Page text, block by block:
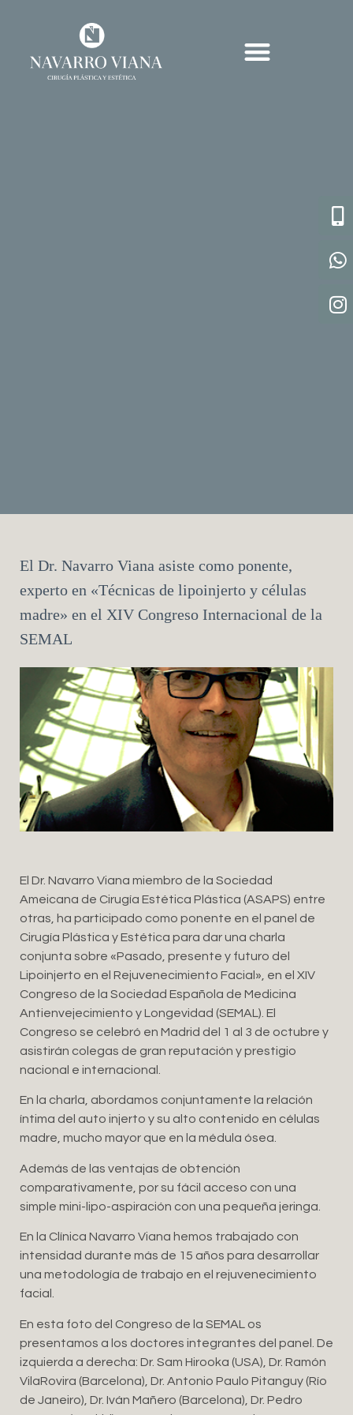
El Dr. Navarro Viana asiste como ponente,
experto en «Técnicas de lipoinjerto y células
madre» en el XIV Congreso Internacional de la
SEMAL
El Dr. Navarro Viana miembro de la Sociedad
Ameicana de Cirugía Estética Plástica (ASAPS) entre
otras, ha participado como ponente en el panel de
Cirugía Plástica y Estética para dar una charla
conjunta sobre «Pasado, presente y futuro del
Lipoinjerto en el Rejuvenecimiento Facial», en el XIV
Congreso de la Sociedad Española de Medicina
Antienvejecimiento y Longevidad (SEMAL). El
Congreso se celebró en Madrid del 1 al 3 de octubre y
asistirán colegas de gran reputación y prestigio
nacional e internacional.
En la charla, abordamos conjuntamente la relación
íntima del auto injerto y su alto contenido en células
madre, mucho mayor que en la médula ósea.
Además de las ventajas de obtención
comparativamente, por su fácil acceso con una
simple mini-lipo-aspiración con una pequeña jeringa.
En la Clínica Navarro Viana hemos trabajado con
intensidad durante más de 15 años para desarrollar
una metodología de trabajo en el rejuvenecimiento
facial.
En esta foto del Congreso de la SEMAL os
presentamos a los doctores integrantes del panel. De
izquierda a derecha: Dr. Sam Hirooka (USA), Dr. Ramón
VilaRovira (Barcelona), Dr. Antonio Paulo Pitanguy (Río
de Janeiro), Dr. Iván Mañero (Barcelona), Dr. Pedro